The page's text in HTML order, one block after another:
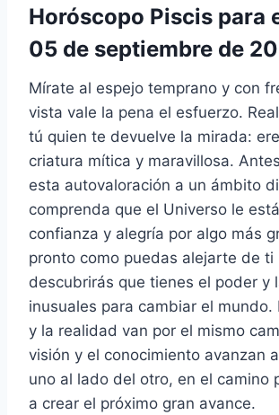
Horóscopo Piscis para
05 de septiembre de
Mírate al espejo temprano y con
vista vale la pena el esfuerzo.
tú quien te devuelve la mirada:
criatura mítica y maravillosa.
esta autovaloración a un ámbito
comprenda que el Universo le
confianza y alegría por algo más
pronto como puedas alejarte de ti
descubrirás que tienes el poder y
inusuales para cambiar el mundo.
y la realidad van por el mismo
visión y el conocimiento avanzan
uno al lado del otro, en el camino
a crear el próximo gran avance.